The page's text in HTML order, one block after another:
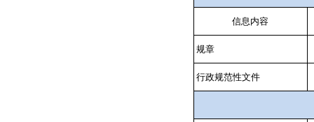
信息内容
规章
行政规范性文件